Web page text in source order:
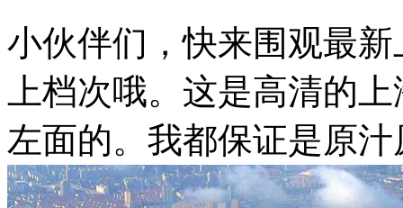
小伙伴们，快来围观最
上档次哦。这是高清的
左面的。我都保证是原